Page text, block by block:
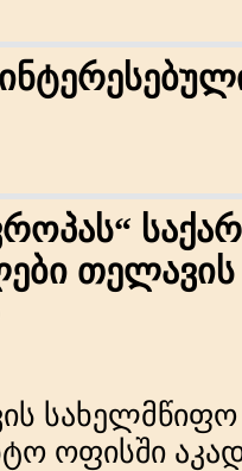
ოფისში